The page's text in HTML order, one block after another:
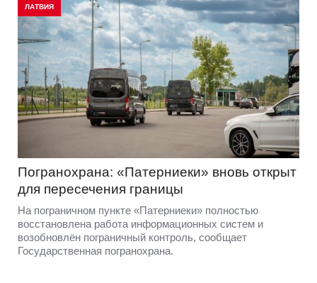
ЛАТВИЯ
Погранохрана: «Патерниеки» вновь открыт
для пересечения границы
На пограничном пункте «Патерниеки» полностью
восстановлена работа информационных систем и
возобновлён пограничный контроль, сообщает
Государственная погранохрана.